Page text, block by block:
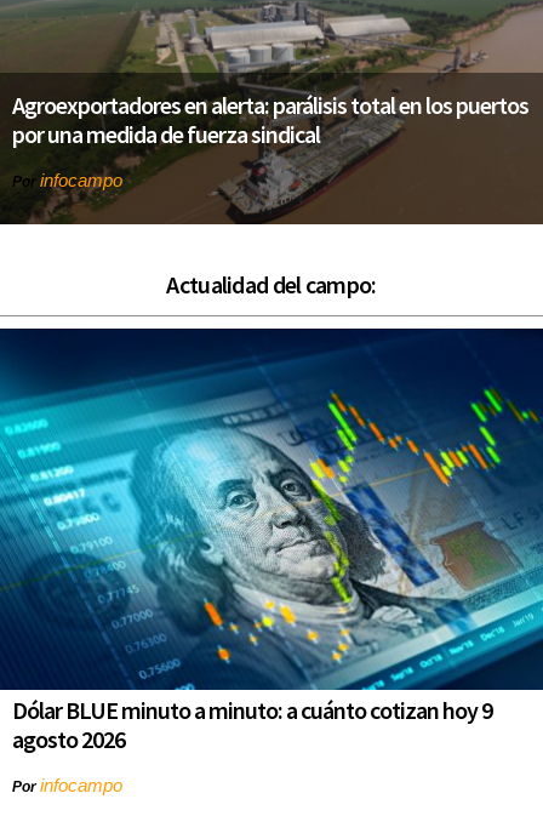
Agroexportadores en alerta: parálisis total en los puertos
por una medida de fuerza sindical
Por infocampo
Actualidad del campo:
Dólar BLUE minuto a minuto: a cuánto cotizan hoy 9
agosto 2026
Porinfocampo